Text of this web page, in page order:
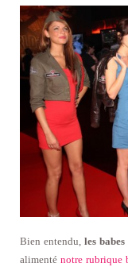
Bien entendu, les
alimenténotre rubrique